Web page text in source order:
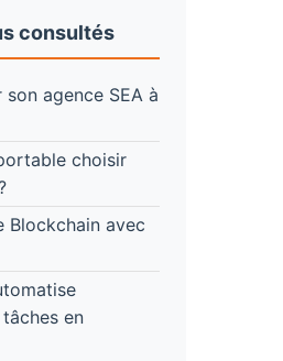
consultés
agence SEA à
choisir
Blockchain avec
en